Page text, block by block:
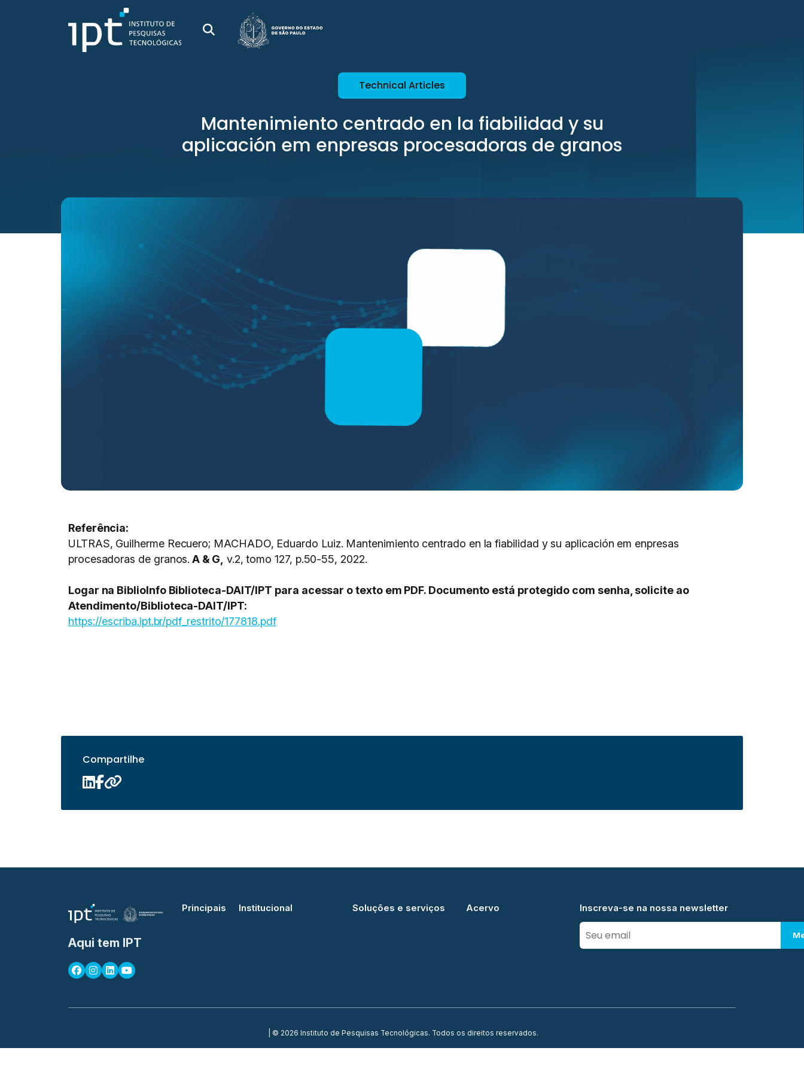
Technical Articles
Mantenimiento centrado en la fiabilidad y su
aplicación em enpresas procesadoras de granos
Referência:
ULTRAS, Guilherme Recuero; MACHADO, Eduardo Luiz. Mantenimiento centrado en la fiabilidad y su aplicación em enpresas
procesadoras de granos. A & G, v.2, tomo 127, p.50-55, 2022.
Logar na BiblioInfo Biblioteca-DAIT/IPT para acessar o texto em PDF. Documento está protegido com senha, solicite ao
Atendimento/Biblioteca-DAIT/IPT:
https://escriba.ipt.br/pdf_restrito/177818.pdf
Compartilhe
Aqui tem IPT
Principais Institucional Soluções e serviços Acervo Inscreva-se na nossa newsletter
| © 2026 Instituto de Pesquisas Tecnológicas. Todos os direitos reservados.